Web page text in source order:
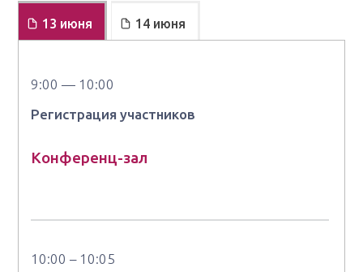
13 июня 14 июня
9:00 — 10:00
Регистрация участников
Конференц-зал
10:00 – 10:05